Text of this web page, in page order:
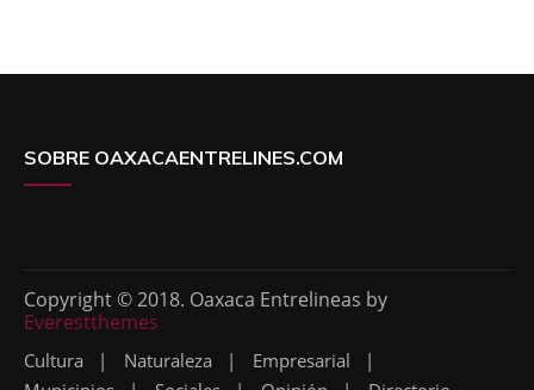
SOBRE OAXACAENTRELINES.COM
Copyright © 2018. Oaxaca Entrelineas by
Everestthemes
Cultura Naturaleza
Empresarial